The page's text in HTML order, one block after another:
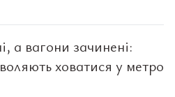
а вагони зачинені:
ховатися у метро